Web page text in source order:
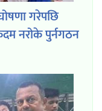
गरेपछि
नरोके पुर्नगठन